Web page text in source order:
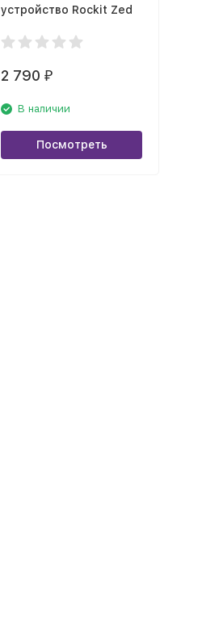
устройство Rockit Zed
2 790₽
В наличии
Посмотреть